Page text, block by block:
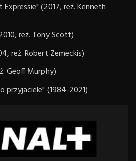
(2017, reż. Kenneth
reż. Tony Scott)
reż. Robert Zemeckis)
Geoff Murphy)
przyjaciele" (1984-2021)